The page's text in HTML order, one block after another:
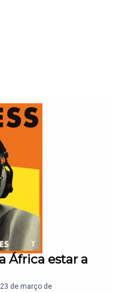
África estar a
de março de